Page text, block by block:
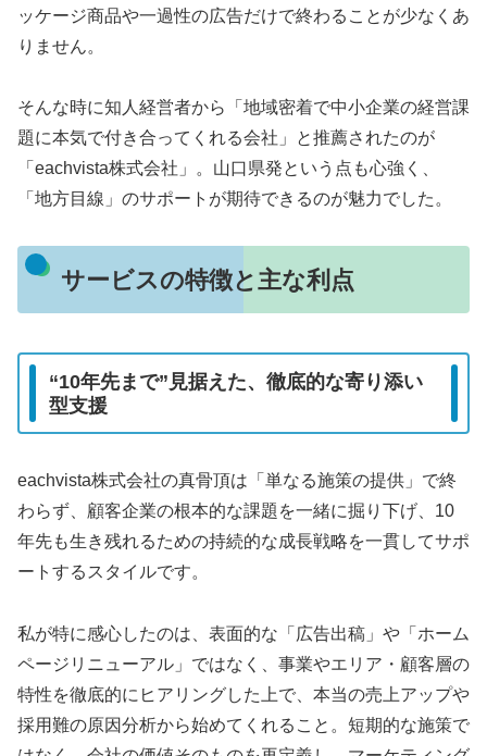
ッケージ商品や一過性の広告だけで終わることが少なくあ
りません。
そんな時に知人経営者から「地域密着で中小企業の経営課
題に本気で付き合ってくれる会社」と推薦されたのが
「eachvista株式会社」。山口県発という点も心強く、
「地方目線」のサポートが期待できるのが魅力でした。
サービスの特徴と主な利点
“10年先まで”見据えた、徹底的な寄り添い
型支援
eachvista株式会社の真骨頂は「単なる施策の提供」で終
わらず、顧客企業の根本的な課題を一緒に掘り下げ、10
年先も生き残れるための持続的な成長戦略を一貫してサポ
ートするスタイルです。
私が特に感心したのは、表面的な「広告出稿」や「ホーム
ページリニューアル」ではなく、事業やエリア・顧客層の
特性を徹底的にヒアリングした上で、本当の売上アップや
採用難の原因分析から始めてくれること。短期的な施策で